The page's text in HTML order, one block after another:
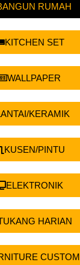
RUMAH
KITCHEN SET
WALLPAPER
KERAMIK
KUSEN/PINTU
ELEKTRONIK
HARIAN
CUSTOM